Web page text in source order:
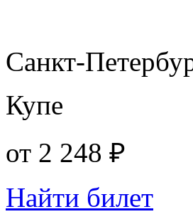
Санкт-
Купе
от 2 248 ₽
Найти билет